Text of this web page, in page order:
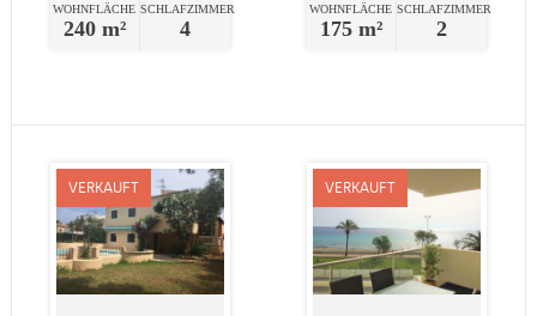
WOHNFLÄCHE
240 m²
SCHLAFZIMMER
4
WOHNFLÄCHE
175 m²
SCHLAFZIMMER
2
VERKAUFT VERKAUFT